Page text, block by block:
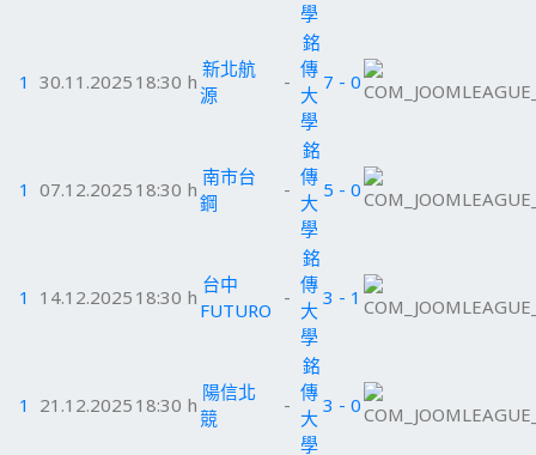
學
1 30.11.2025 18:30 h
新北航
源
-
銘
傳
大
學
7 - 0
1 07.12.2025 18:30 h
南市台
鋼
-
銘
傳
大
學
5 - 0
1 14.12.2025 18:30 h
台中
FUTURO
-
銘
傳
大
學
3 - 1
1 21.12.2025 18:30 h
陽信北
競
-
銘
傳
大
學
3 - 0